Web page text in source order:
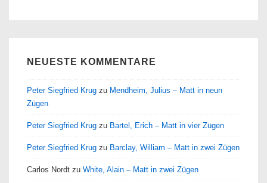
NEUESTE KOMMENTARE
Peter Siegfried Krug zu Mendheim, Julius – Matt in neun
Zügen
Peter Siegfried Krug zu Bartel, Erich – Matt in vier Zügen
Peter Siegfried Krug zu Barclay, William – Matt in zwei Zügen
Carlos Nordt zu White, Alain – Matt in zwei Zügen